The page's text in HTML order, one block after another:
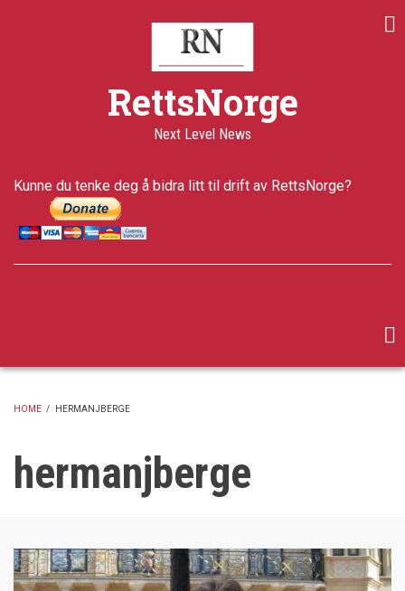
RettsNorge
Next Level News
Kunne du tenke deg å bidra litt til drift av RettsNorge?
HOME / HERMANJBERGE
hermanjberge